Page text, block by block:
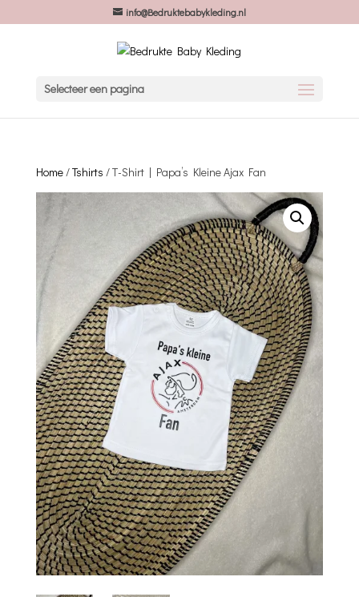
info@Bedruktebabykleding.nl
Selecteer een pagina
Home/Tshirts / T-Shirt | Papa’s Kleine Ajax Fan